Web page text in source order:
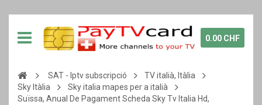
0.00 CHF
SAT - Iptv subscripció
TV italià, Itàlia
Sky Itàlia
Sky italia mapes per a italià
Suïssa, Anual De Pagament Scheda Sky Tv Italia Hd,